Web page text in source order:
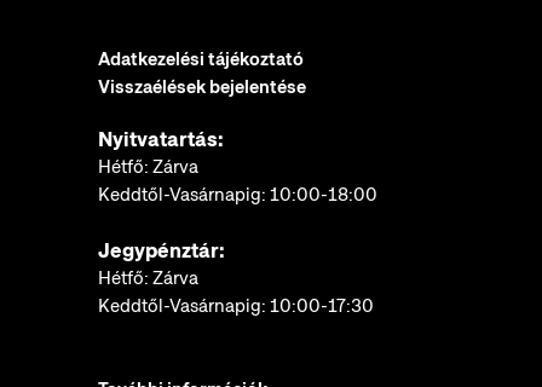
Adatkezelési tájékoztató
Visszaélések bejelentése
Nyitvatartás:
Hétfő: Zárva
Keddtől-Vasárnapig: 10:00-18:00
Jegypénztár:
Hétfő: Zárva
Keddtől-Vasárnapig: 10:00-17:30